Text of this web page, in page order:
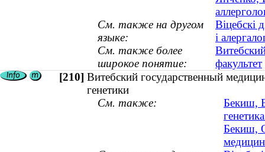
См. также на другом
языке:
Віцебскі
і
См. также более
широкое понятие:
факультет
[210] Витебский государственный
генетики
См. также:
Бекиш,
Бекиш,